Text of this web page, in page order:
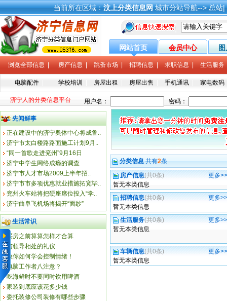
当前所在区域：汶上分类信息网城市分站导航-->总站|
网站首页 会员中心 图
浏览全部信息 房产信息 跳蚤市场 招聘信息 求职信息 生活服务
电脑配件 学校培训 房屋出租 房屋出售 手机通讯 家电数码
济宁人的分类信息平台
先闻鲜事
正在建设中的济宁奥体中心将成鲁..
济宁市太白楼路路面施工计划9月..
“同一首歌走进兖州”9月16日
济宁中学生网络成瘾的调查
济宁市人才市场2009上半年招..
济宁市市多项优惠就业措施拓宽毕..
兖州火车站将把硬座席位投入“学..
济宁曲阜飞机场将揭开“面纱”
生活常识
买房之前算算怎样才合算
与领导相处的礼仪
教你如何学会控制情绪！
电脑工作者八注意？
吃海鲜时不要同时饮用啤酒
家装到底应该花多少钱
委托装修公司装修有哪些步骤
分类信息共有2条
房产信息(共0条)
更多>>
暂无本类信息
招聘信息(共0条)
更多>>
暂无本类信息
生活服务(共0条)
更多>>
暂无本类信息
车辆信息(共0条)
更多>>
暂无本类信息